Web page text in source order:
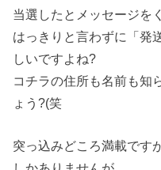
当選したとメッセージを
はっきりと言わずに「発
しいですよね?
コチラの住所も名前も知
ょう?(笑
突っ込みどころ満載です